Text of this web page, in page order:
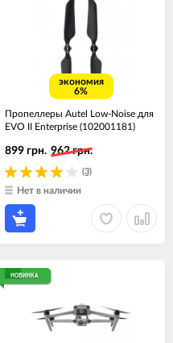
экономия
6%
Пропеллеры Autel Low-Noise для
EVO II Enterprise (102001181)
(3)
899 грн. 962 грн.
Нет в наличии
НОВИНКА